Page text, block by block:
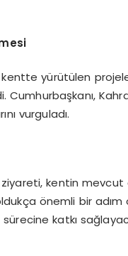
kentte yürütülen
Cumhurbaşkanı,
vurguladı.
ziyareti, kentin
önemli bir
sürecine katkı